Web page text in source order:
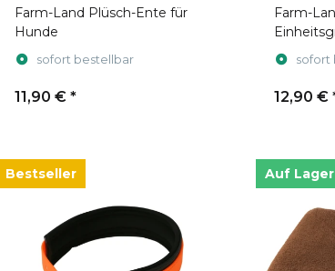
Farm-Land Plüsch-Ente für
Hunde
sofort bestellbar
11,90 € *
Farm-
sofort
12,90 €
Bestseller Auf Lager